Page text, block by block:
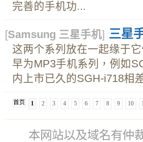
完善的手机功...
[Samsung 三星手机] 三星
这两个系列放在一起缘于
早为MP3手机系列，例如
内上市已久的SGH-i718相
首页 1 2 3 4 5 6 7 8 9 10
本网站以及域名有仲